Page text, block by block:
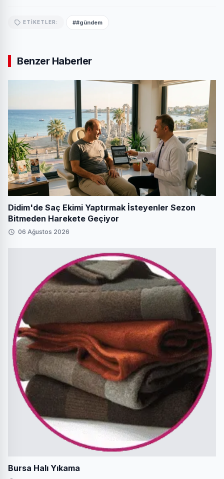
ETIKETLER: ##gündem
Benzer Haberler
Didim'de Saç Ekimi Yaptırmak İsteyenler Sezon
Bitmeden Harekete Geçiyor
06 Ağustos 2026
Bursa Halı Yıkama